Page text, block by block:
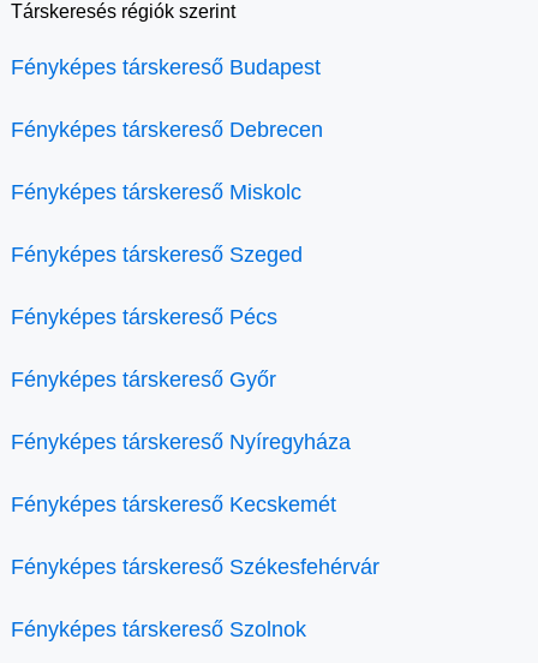
Társkeresés régiók szerint
Fényképes társkereső Budapest
Fényképes társkereső Debrecen
Fényképes társkereső Miskolc
Fényképes társkereső Szeged
Fényképes társkereső Pécs
Fényképes társkereső Győr
Fényképes társkereső Nyíregyháza
Fényképes társkereső Kecskemét
Fényképes társkereső Székesfehérvár
Fényképes társkereső Szolnok